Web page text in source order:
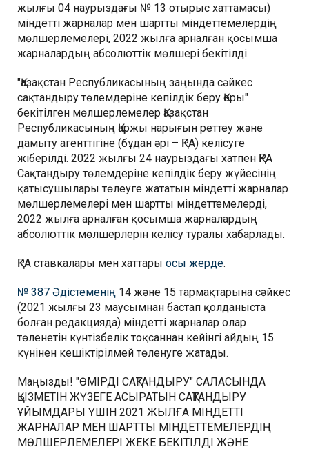
жылғы 04 наурыздағы № 13 отырыс хаттамасы)
міндетті жарналар мен шартты міндеттемелердің
мөлшерлемелері, 2022 жылға арналған қосымша
жарналардың абсолюттік мөлшері бекітілді.
"Қазақстан Республикасының заңында сәйкес
сақтандыру төлемдеріне кепілдік беру Қоры"
бекітілген мөлшерлемелер Қазақстан
Республикасының Қаржы нарығын реттеу және
дамыту агенттігіне (бұдан әрі – ҚРА) келісуге
жіберілді. 2022 жылғы 24 наурыздағы хатпен ҚРА
Сақтандыру төлемдеріне кепілдік беру жүйесінің
қатысушылары төлеуге жататын міндетті жарналар
мөлшерлемелері мен шартты міндеттемелерді,
2022 жылға арналған қосымша жарналардың
абсолюттік мөлшерлерін келісу туралы хабарлады.
ҚРА ставкалары мен хаттары осы жерде.
№ 387 Әдістеменің 14 және 15 тармақтарына сәйкес
(2021 жылғы 23 маусымнан бастап қолданыста
болған редакцияда) міндетті жарналар олар
төленетін күнтізбелік тоқсаннан кейінгі айдың 15
күнінен кешіктірілмей төленуге жатады.
Маңызды! "ӨМІРДІ САҚТАНДЫРУ" САЛАСЫНДА
ҚЫЗМЕТІН ЖҮЗЕГЕ АСЫРАТЫН САҚТАНДЫРУ
ҰЙЫМДАРЫ ҮШІН 2021 ЖЫЛҒА МІНДЕТТІ
ЖАРНАЛАР МЕН ШАРТТЫ МІНДЕТТЕМЕЛЕРДІҢ
МӨЛШЕРЛЕМЕЛЕРІ ЖЕКЕ БЕКІТІЛДІ ЖӘНЕ